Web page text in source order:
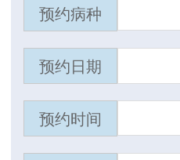
预约病种
预约日期
预约时间